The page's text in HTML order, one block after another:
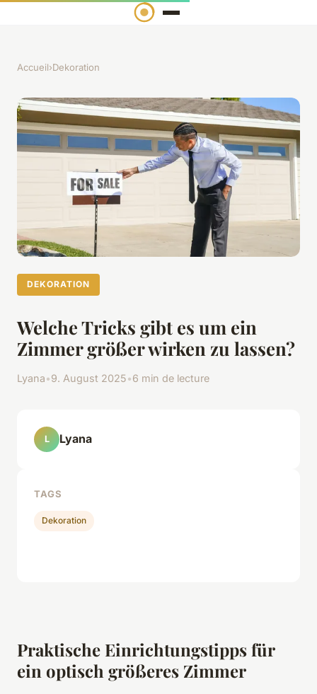
Accueil›Dekoration
DEKORATION
Welche Tricks gibt es um ein
Zimmer größer wirken zu lassen?
Lyana•9. August 2025•6 min de lecture
Praktische Einrichtungstipps für
ein optisch größeres Zimmer
L Lyana
TAGS
Dekoration